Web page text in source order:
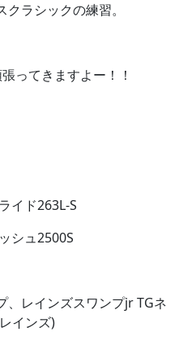
ラシックの練習。
ってきますよー！！
イド263L-S
シュ2500S
、レインズスワンプjr TGネ
インズ)